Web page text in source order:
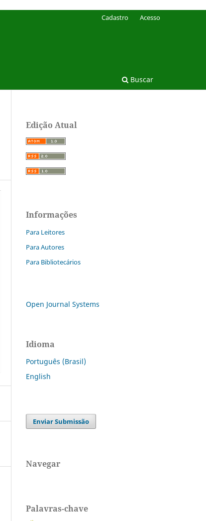
Buscar
Cadastro Acesso
Edição Atual
Informações
Para Leitores
Para Autores
Para Bibliotecários
Open Journal Systems
Idioma
Português (Brasil)
English
Enviar Submissão
Navegar
Palavras-chave